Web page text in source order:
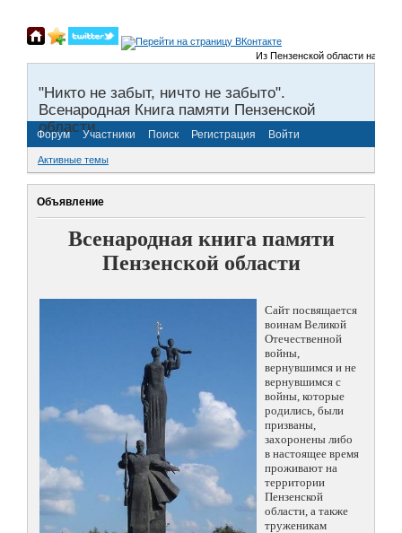
Из Пензенской области на
"Никто не забыт, ничто не забыто".
Всенародная Книга памяти Пензенской
области.
Форум Участники Поиск Регистрация Войти
Активные темы
Объявление
Всенародная книга памяти
Пензенской области
Сайт посвящается
воинам Великой
Отечественной
войны,
вернувшимся и не
вернувшимся с
войны, которые
родились, были
призваны,
захоронены либо
в настоящее время
проживают на
территории
Пензенской
области, а также
труженикам